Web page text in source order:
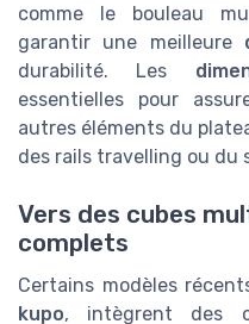
comme le bouleau
garantir une meilleure
durabilité. Les
essentielles pour
autres éléments du
des rails travelling ou du
Vers des cubes
complets
Certains modèles
kupo, intègrent des